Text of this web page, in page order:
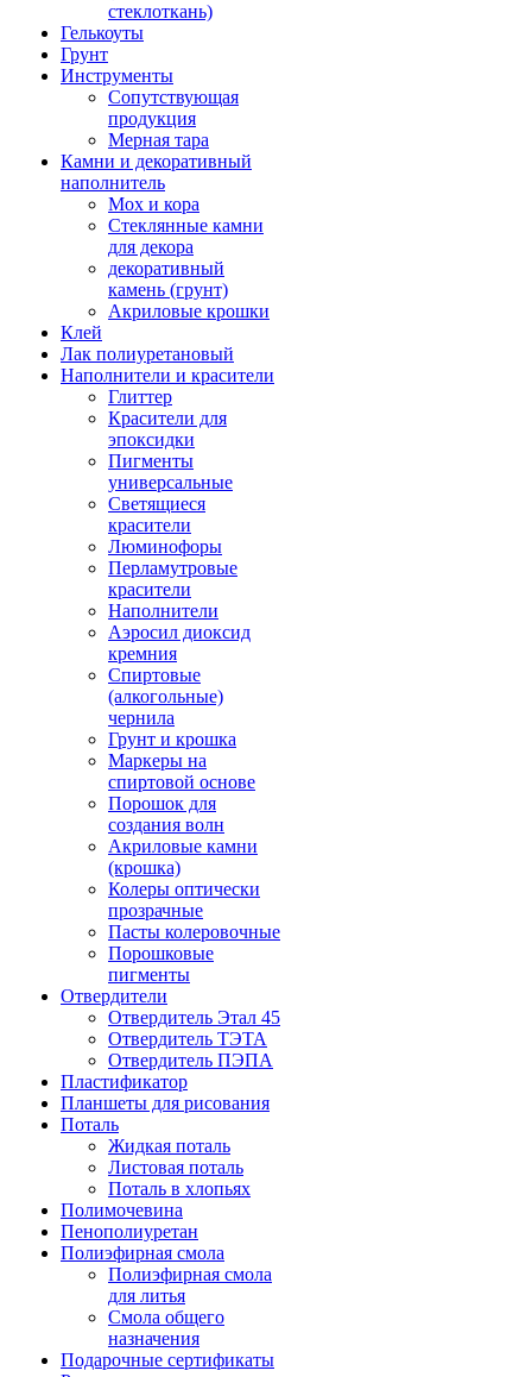
стеклоткань)
Гелькоуты
Грунт
Инструменты
Сопутствующая
продукция
Мерная тара
Камни и декоративный
наполнитель
Мох и кора
Стеклянные камни
для декора
декоративный
камень (грунт)
Акриловые крошки
Клей
Лак полиуретановый
Наполнители и красители
Глиттер
Красители для
эпоксидки
Пигменты
универсальные
Светящиеся
красители
Люминофоры
Перламутровые
красители
Наполнители
Аэросил диоксид
кремния
Спиртовые
(алкогольные)
чернила
Грунт и крошка
Маркеры на
спиртовой основе
Порошок для
создания волн
Акриловые камни
(крошка)
Колеры оптически
прозрачные
Пасты колеровочные
Порошковые
пигменты
Отвердители
Отвердитель Этал 45
Отвердитель ТЭТА
Отвердитель ПЭПА
Пластификатор
Планшеты для рисования
Поталь
Жидкая поталь
Листовая поталь
Поталь в хлопьях
Полимочевина
Пенополиуретан
Полиэфирная смола
Полиэфирная смола
для литья
Смола общего
назначения
Подарочные сертификаты